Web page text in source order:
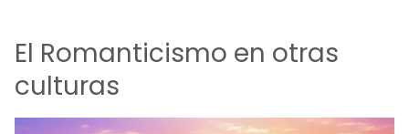
El Romanticismo en otras
culturas